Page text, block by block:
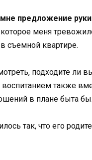
предложение
меня
съемной квартире.
подходите ли
также
в плане быта
так, что его